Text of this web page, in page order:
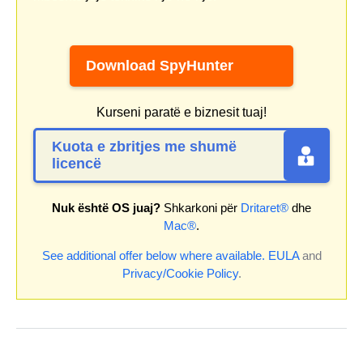
Download SpyHunter
Kurseni paratë e biznesit tuaj!
Kuota e zbritjes me shumë
licencë
Nuk është OS juaj? Shkarkoni për Dritaret® dhe
Mac®.
See additional offer below where available. EULAand
Privacy/Cookie Policy.